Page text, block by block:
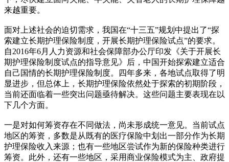
来越重要。
面对上述社会的迫切需求，我国在“十三五”规划中提出了“探
索建立长期护理保险制度，开展长期护理保险试点”的要求。
自2016年6月人力资源和社会保障部办公厅印发《关于开展长
期护理保险制度试点的指导意见》后，中国开始探索建立适合
自己国情的长期护理保险制度。四年多来，各地试点取得了明
显进步，但总体上，长期护理保险依然处于探索的初期阶段，
当前还面临着一些突出问题亟待解决。这些问题主要表现在以
下几个方面。
一是对如何筹资存在不同做法，尚未形成统一意见。当前试点
地区的筹资，多数是从既有的医疗保险中划出一部分作为长期
护理保险收入来源；也有一些地区尝试作为新的保险种类进行
筹资。此外，还有一些地区，采用商业保险模式为主、政府提